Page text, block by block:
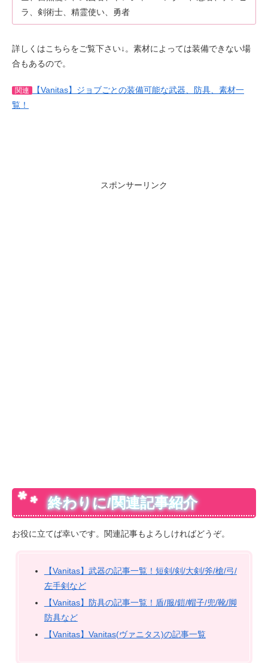
ラ、剣術士、精霊使い、勇者
詳しくはこちらをご覧下さい↓。素材によっては装備できない場
合もあるので。
関連
【Vanitas】ジョブごとの装備可能な武器、防具、素材一
覧！
スポンサーリンク
終わりに/関連記事紹介
お役に立てば幸いです。関連記事もよろしければどうぞ。
【Vanitas】武器の記事一覧！短剣/剣/大剣/斧/槍/弓/
左手剣など
【Vanitas】防具の記事一覧！盾/服/鎧/帽子/兜/靴/脚
防具など
【Vanitas】Vanitas(ヴァニタス)の記事一覧